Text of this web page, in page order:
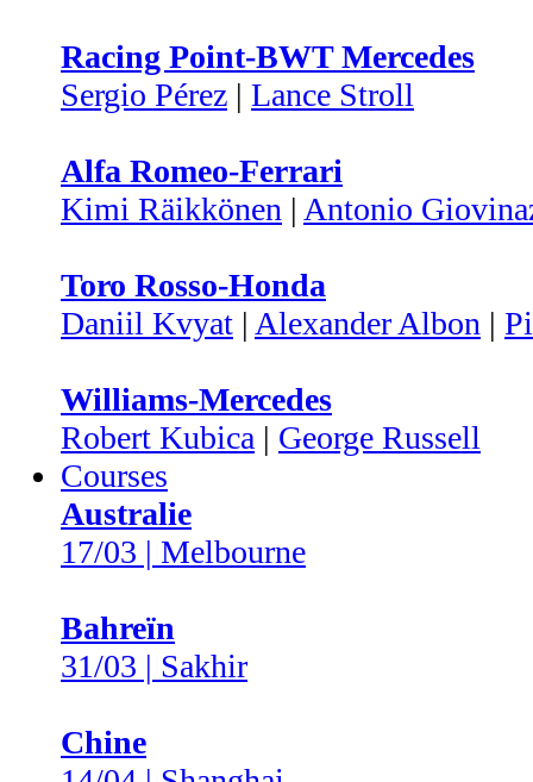
Racing Point-BWT Mercedes
Sergio Pérez | Lance Stroll
Alfa Romeo-Ferrari
Kimi Räikkönen | Antonio
Toro Rosso-Honda
Daniil Kvyat | Alexander Albon |
Williams-Mercedes
Robert Kubica | George Russell
Courses
Australie
17/03 | Melbourne
Bahreïn
31/03 | Sakhir
Chine